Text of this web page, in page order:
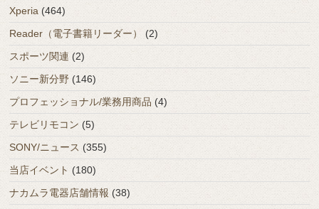
Xperia (464)
Reader（電子書籍リーダー）
(2)
スポーツ関連 (2)
ソニー新分野 (146)
プロフェッショナル/業務用商品 (4)
テレビリモコン (5)
SONY/ニュース (355)
当店イベント (180)
ナカムラ電器店舗情報(38)